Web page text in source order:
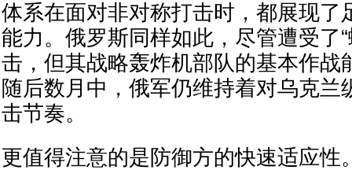
体系在面对非对称打击时，都展现了
能力。俄罗斯同样如此，尽管遭受了
击，但其战略轰炸机部队的基本作战
随后数月中，俄军仍维持着对乌克兰
击节奏。
更值得注意的是防御方的快速适应性